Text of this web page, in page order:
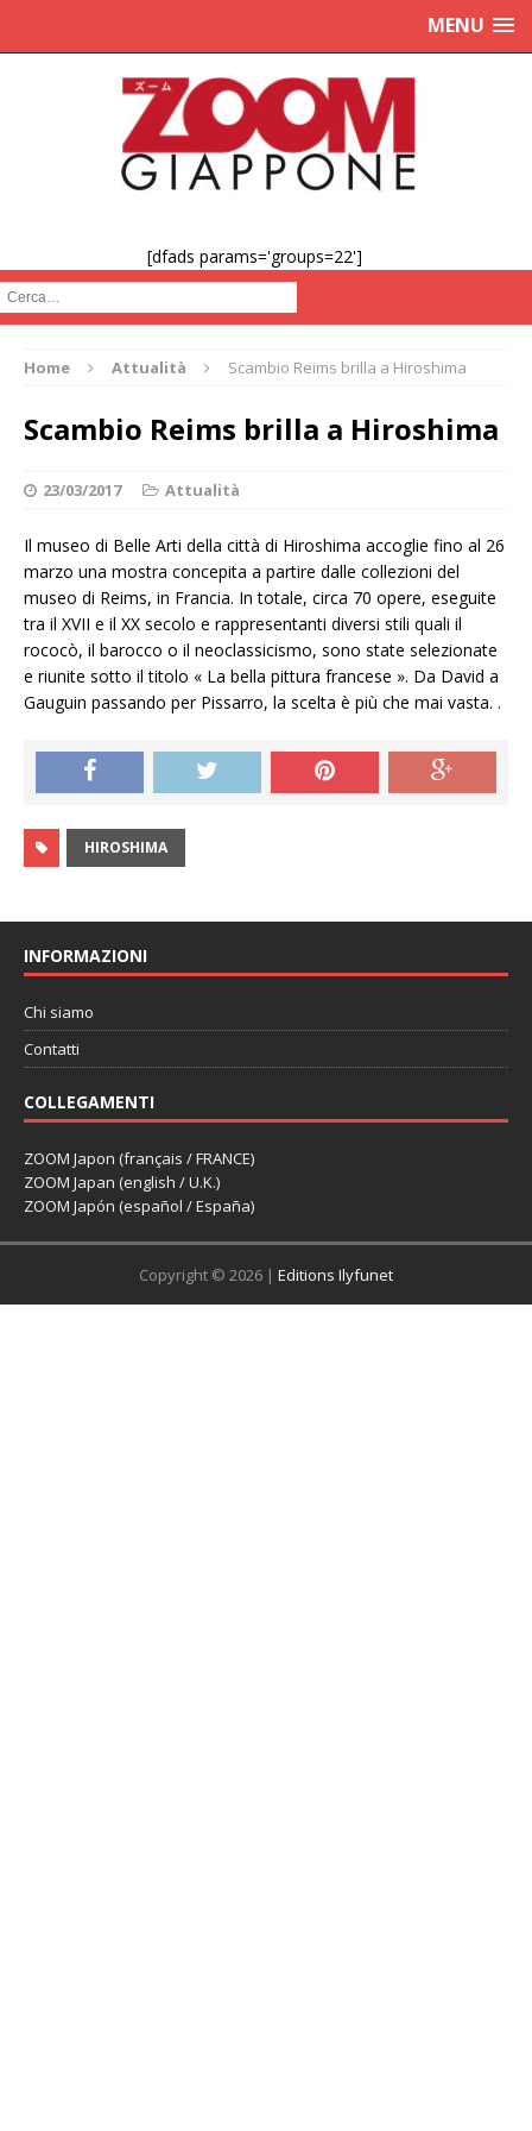
MENU
[dfads params='groups=22']
Cerca :
Home Attualità Scambio Reims brilla a Hiroshima
Scambio Reims brilla a Hiroshima
23/03/2017 Attualità
Il museo di Belle Arti della città di Hiroshima accoglie fino al 26
marzo una mostra concepita a partire dalle collezioni del
museo di Reims, in Francia. In totale, circa 70 opere, eseguite
tra il XVII e il XX secolo e rappresentanti diversi stili quali il
rococò, il barocco o il neoclassicismo, sono state selezionate
e riunite sotto il titolo « La bella pittura francese ». Da David a
Gauguin passando per Pissarro, la scelta è più che mai vasta. .
HIROSHIMA
INFORMAZIONI
Chi siamo
Contatti
COLLEGAMENTI
ZOOM Japon (français / FRANCE)
ZOOM Japan (english / U.K.)
ZOOM Japón (español / España)
Copyright © 2026 | Editions Ilyfunet